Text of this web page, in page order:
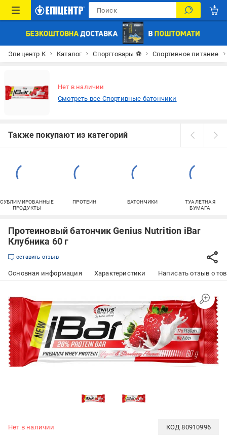
Эпицентр К Каталог Спорттовары ⚽ Спортивное питание
Нет в наличии
Смотреть все Спортивные батончики
Также покупают из категорий
СУБЛИМИРОВАННЫЕ
ПРОДУКТЫ
ПРОТЕИН БАТОНЧИКИ
ТУАЛЕТНАЯ
БУМАГА
Протеиновый батончик Genius Nutrition iBar
Клубника 60 г
оставить отзыв
Основная информация Характеристики Написать отзыв о
Нет в наличии КОД80910996